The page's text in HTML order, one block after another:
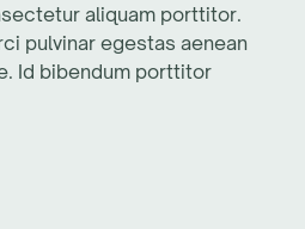
aliquam porttitor.
pulvinar egestas aenean
Id bibendum porttitor